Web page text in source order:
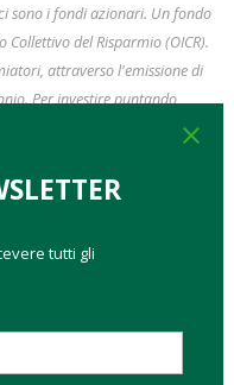
sono i fondi azionari. Un fondo
del Risparmio (OICR).
attraverso l'emissione di
Per investire puntando
close
tutti gli